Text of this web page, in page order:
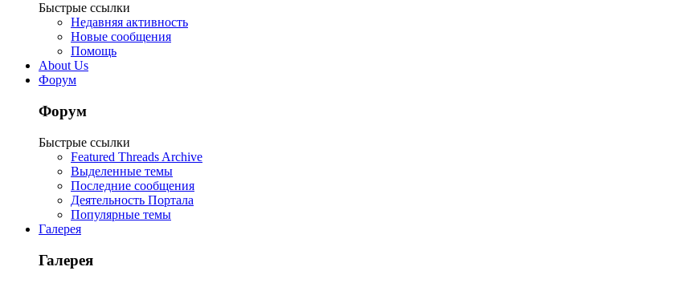
Быстрые ссылки
Недавняя активность
Новые сообщения
Помощь
About Us
Форум
Форум
Быстрые ссылки
Featured Threads Archive
Выделенные темы
Последние сообщения
Деятельность Портала
Популярные темы
Галерея
Галерея